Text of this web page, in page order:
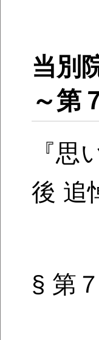
当別
～第
『
後 追
§ 第